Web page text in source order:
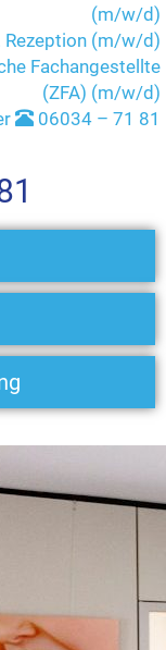
(m/w/d)
Rezeption (m/w/d)
Fachangestellte
(ZFA) (m/w/d)
06034 – 71 81